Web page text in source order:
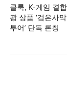
클룩, K-게임 결
광 상품 ‘검은사
투어’ 단독 론칭